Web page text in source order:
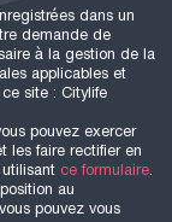
dans un
demande de
à la gestion de la
applicables et
site : Citylife
pouvez exercer
les faire rectifier en
ce formulaire.
au
pouvez vous